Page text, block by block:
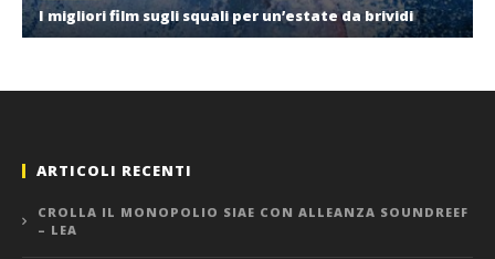
I migliori film sugli squali per un’estate da brividi
ARTICOLI RECENTI
CROLLA IL MONOPOLIO SIAE CON ALLEANZA SOUNDREEF
– LEA